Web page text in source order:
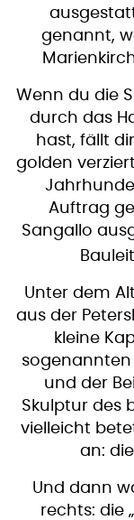
genannt,
Wenn du die
durch das
hast, fällt
golden
Auftrag
Sangallo
Unter dem
aus der
kleine
sogenannten
und der
Skulptur des
vielleicht
an:
Und dann
rechts: die